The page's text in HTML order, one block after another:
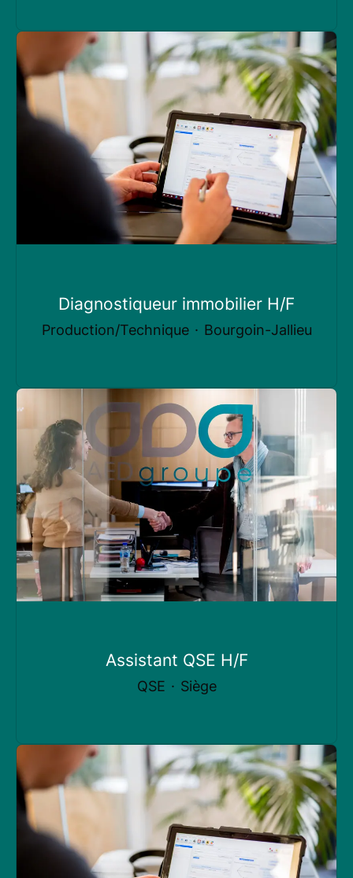
Diagnostiqueur immobilier H/F
Production/Technique · Bourgoin-Jallieu
Assistant QSE H/F
QSE · Siège